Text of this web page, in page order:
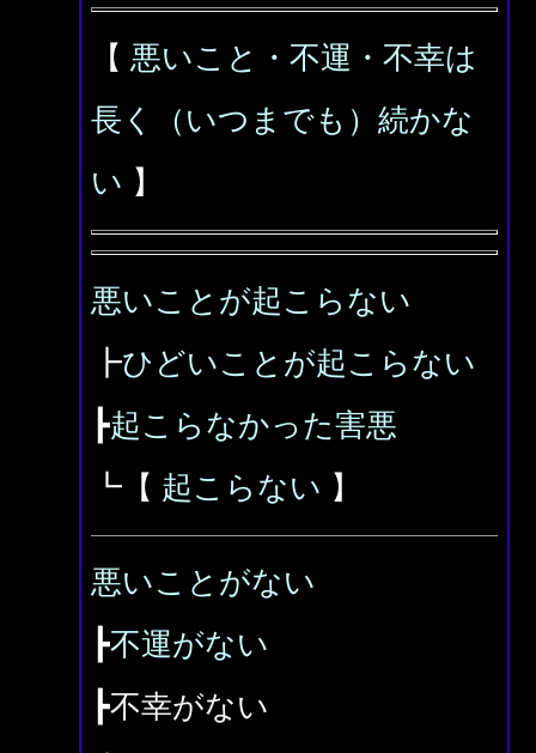
【 悪いこと・不運・不幸は
長く（いつまでも）続かな
い 】
悪いことが起こらない
┣ひどいことが起こらない
┣起こらなかった害悪
┗【 起こらない 】
悪いことがない
┣不運がない
┣不幸がない